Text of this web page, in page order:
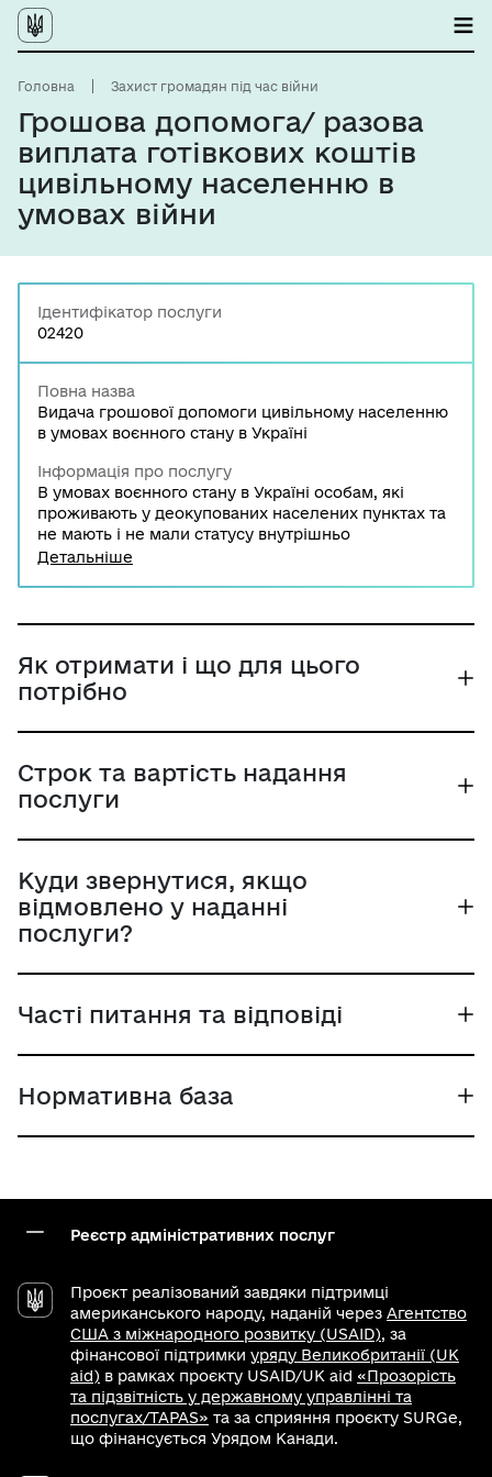
Головна Захист громадян під час війни
Грошова допомога/ разова
виплата готівкових коштів
цивільному населенню в
умовах війни
Ідентифікатор послуги
02420
Повна назва
Видача грошової допомоги цивільному населенню
в умовах воєнного стану в Україні
Інформація про послугу
В умовах воєнного стану в Україні особам, які
проживають у деокупованих населених пунктах та
не мають і не мали статусу внутрішньо
переміщених осіб, а також ті, які евакуюються із
Детальніше
Як отримати і що для цього
потрібно
Строк та вартість надання
послуги
Куди звернутися, якщо
відмовлено у наданні
послуги?
Часті питання та відповіді
Нормативна база
Реєстр адміністративних послуг
Проєкт реалізований завдяки підтримці
американського народу, наданій через Агентство
США з міжнародного розвитку (USAID), за
фінансової підтримки уряду Великобританії (UK
aid) в рамках проєкту USAID/UK aid «Прозорість
та підзвітність у державному управлінні та
послугах/TAPAS» та за сприяння проєкту SURGe,
що фінансується Урядом Канади.